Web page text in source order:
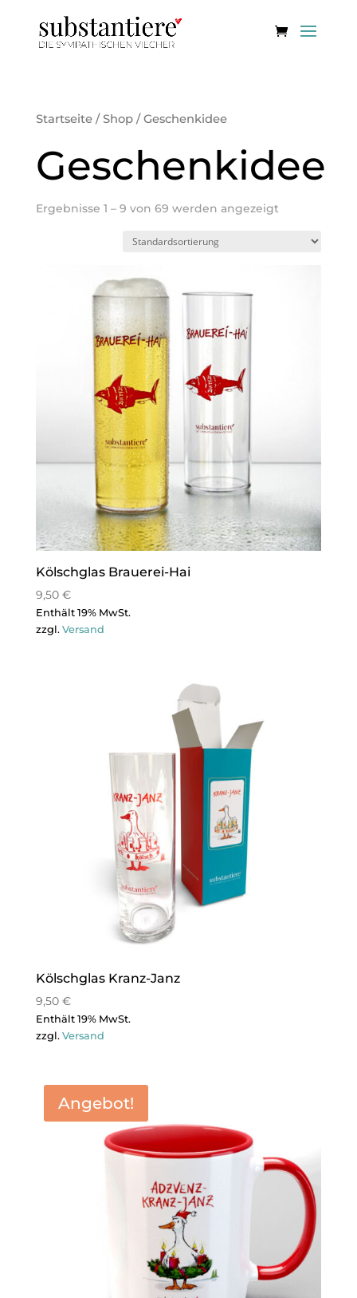
Startseite/Shop/ Geschenkidee
Geschenkidee
Ergebnisse 1 – 9 von 69 werden angezeigt
Kölschglas Brauerei-Hai
9,50 €
Enthält 19% MwSt.
zzgl. Versand
Kölschglas Kranz-Janz
9,50 €
Enthält 19% MwSt.
zzgl. Versand
Angebot!